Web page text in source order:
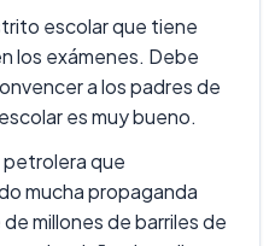
escolar que tiene
los exámenes. Debe
a los padres de
es muy bueno.
petrolera que
mucha propaganda
millones de barriles de